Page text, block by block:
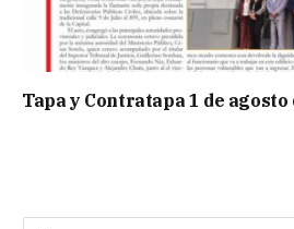
Tapa y Contratapa 1 de agosto